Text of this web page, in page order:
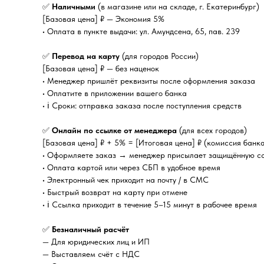
✅ Наличными (в магазине или на складе, г. Екатеринбург)
[Базовая цена] ₽ — Экономия 5%
• Оплата в пункте выдачи: ул. Амундсена, 65, пав. 239
✅ Перевод на карту (для городов России)
[Базовая цена] ₽ — без наценок
• Менеджер пришлёт реквизиты после оформления заказа
• Оплатите в приложении вашего банка
• ℹ️ Сроки: отправка заказа после поступления средств
✅ Онлайн по ссылке от менеджера (для всех городов)
[Базовая цена] ₽ + 5% = [Итоговая цена] ₽ (комиссия
• Оформляете заказ → менеджер присылает защищённую
• Оплата картой или через СБП в удобное время
• Электронный чек приходит на почту / в СМС
• Быстрый возврат на карту при отмене
• ℹ️ Ссылка приходит в течение 5–15 минут в рабочее время
✅ Безналичный расчёт
— Для юридических лиц и ИП
— Выставляем счёт с НДС